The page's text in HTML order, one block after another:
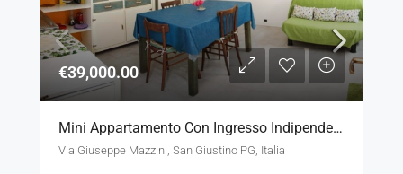
€39,000.00
Mini Appartamento Con Ingresso Indipendente
Via Giuseppe Mazzini, San Giustino PG, Italia